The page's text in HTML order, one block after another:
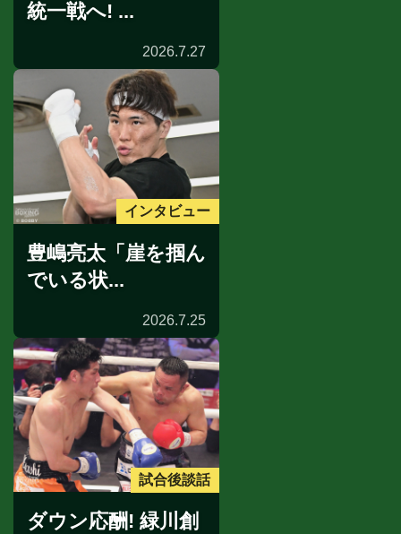
統一戦へ! ...
2026.7.27
インタビュー
豊嶋亮太「崖を掴ん
でいる状...
2026.7.25
試合後談話
ダウン応酬! 緑川創